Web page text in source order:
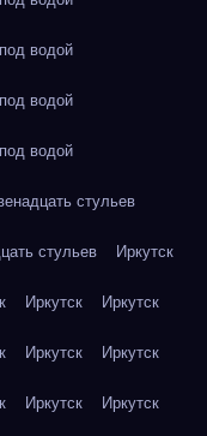
водой
водой
водой
стульев
стульев Иркутск
Иркутск Иркутск
Иркутск Иркутск
Иркутск Иркутск